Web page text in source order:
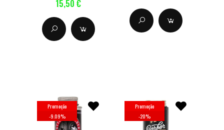
15,50 €
Promoção
-9.09%
Promoção
-20%